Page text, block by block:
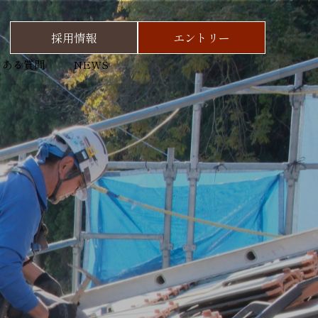
採用情報 エントリー
る質問 NEWS